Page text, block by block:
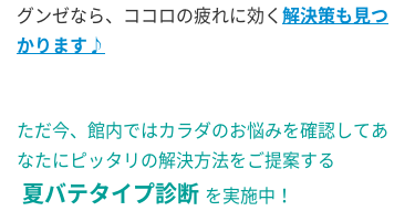
グンゼなら、ココロの疲れに効く 解決策も見つ
かります♪
ただ今、館内ではカラダのお悩みを確認してあ
なたにピッタリの解決方法をご提案する
夏バテタイプ診断 を実施中！